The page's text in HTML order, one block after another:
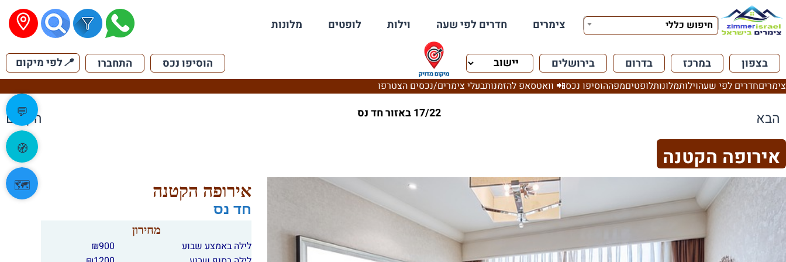
חיפוש כללי צימרים חדרים לפי שעה וילות לופטים מלונות
בצפון במרכז בדרום בירושלים הוסיפו נכס התחברו 📍לפי מיקום
צימריםחדרים לפי שעהוילותמלונותלופטיםמפההוסיפו נכס📲 וואטסאפ להזמנותבעלי צימרים/נכסים הצטרפו
הבא 17/22 באזור חד נס הקודם
אירופה הקטנה
אירופה הקטנה
חד נס
מחירון
לילה באמצע שבוע 900
₪
💬
🧭
🗺️